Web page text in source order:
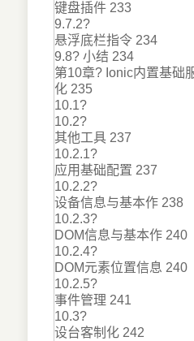
键盘插件 233
9.7.2?
悬浮底栏指令 234
9.8? 小结 234
第10章? Ionic内置基础
化 235
10.1?
10.2?
其他工具 237
10.2.1?
应用基础配置 237
10.2.2?
设备信息与基本作 238
10.2.3?
DOM信息与基本作 240
10.2.4?
DOM元素位置信息 240
10.2.5?
事件管理 241
10.3?
设台客制化 242